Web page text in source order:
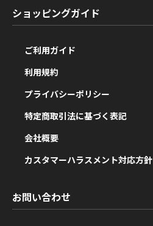
ショッピングガイド
ご利用ガイド
利用規約
プライバシーポリシー
特定商取引法に基づく表記
会社概要
カスタマーハラスメント対応方針
お問い合わせ